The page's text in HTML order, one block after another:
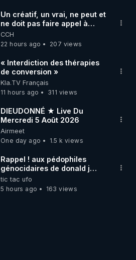
Un créatif, un vrai, ne peut et
ne doit pas faire appel à
l'intelligence artificielle
CCH
22 hours ago
207 views
« Interdiction des thérapies
de conversion »
Kla.TV Français
11 hours ago
311 views
DIEUDONNÉ ★ Live Du
Mercredi 5 Août 2026
Airmeet
One day ago
1.5 k views
Rappel ! aux pédophiles
génocidaires de donald j
trump et ses supporters
trumpistes 424et 666.
tic tac ufo
5 hours ago
163 views